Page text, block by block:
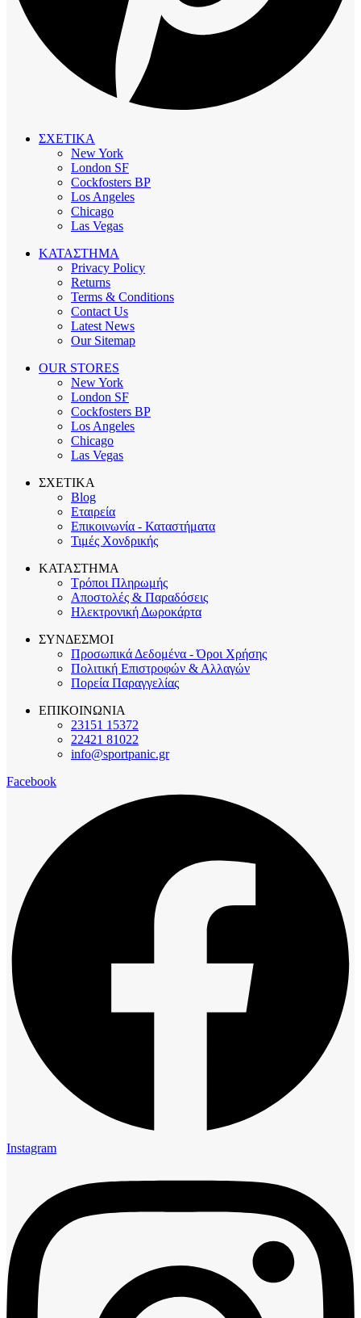
ΣΧΕΤΙΚΑ
New York
London SF
Cockfosters BP
Los Angeles
Chicago
Las Vegas
ΚΑΤΑΣΤΗΜΑ
Privacy Policy
Returns
Terms & Conditions
Contact Us
Latest News
Our Sitemap
OUR STORES
New York
London SF
Cockfosters BP
Los Angeles
Chicago
Las Vegas
ΣΧΕΤΙΚΑ
Blog
Εταιρεία
Επικοινωνία - Καταστήματα
Τιμές Χονδρικής
ΚΑΤΑΣΤΗΜΑ
Τρόποι Πληρωμής
Αποστολές & Παραδόσεις
Ηλεκτρονική Δωροκάρτα
ΣΥΝΔΕΣΜΟΙ
Προσωπικά Δεδομένα - Όροι Χρήσης
Πολιτική Επιστροφών & Αλλαγών
Πορεία Παραγγελίας
ΕΠΙΚΟΙΝΩΝΙΑ
23151 15372
22421 81022
info@sportpanic.gr
Facebook
Instagram